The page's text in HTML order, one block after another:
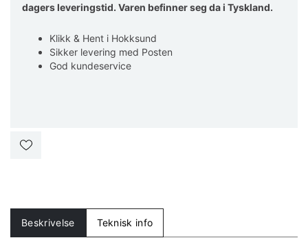
dagers leveringstid. Varen befinner seg da i Tyskland.
Klikk & Hent i Hokksund
Sikker levering med Posten
God kundeservice
Beskrivelse Teknisk info